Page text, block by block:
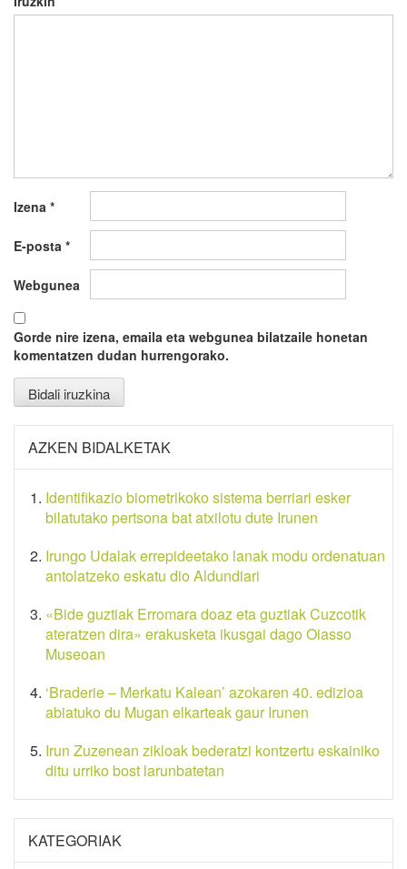
Izena *
E-posta *
Webgunea
Gorde nire izena, emaila eta webgunea bilatzaile honetan
komentatzen dudan hurrengorako.
AZKEN BIDALKETAK
Identifikazio biometrikoko sistema berriari esker
bilatutako pertsona bat atxilotu dute Irunen
Irungo Udalak errepideetako lanak modu ordenatuan
antolatzeko eskatu dio Aldundiari
«Bide guztiak Erromara doaz eta guztiak Cuzcotik
ateratzen dira» erakusketa ikusgai dago Oiasso
Museoan
‘Braderie – Merkatu Kalean’ azokaren 40. edizioa
abiatuko du Mugan elkarteak gaur Irunen
Irun Zuzenean zikloak bederatzi kontzertu eskainiko
ditu urriko bost larunbatetan
KATEGORIAK